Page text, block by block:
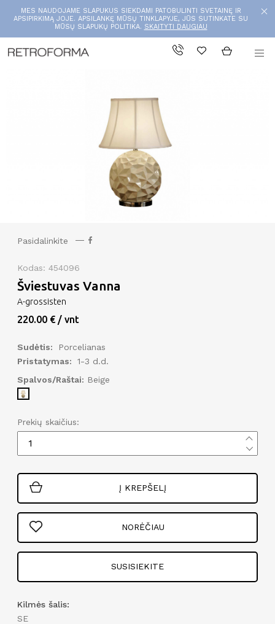
MES NAUDOJAME SLAPUKUS SIEKDAMI PATOBULINTI SVETAINĘ IR
APSIPIRKIMĄ JOJE. APSILANKĘ MŪSŲ TINKLAPYJE, JŪS SUTINKATE SU
MŪSŲ SLAPUKŲ POLITIKA. SKAITYTI DAUGIAU
Pasidalinkite
Kodas: 454096
Šviestuvas Vanna
A-grossisten
220.00 € / vnt
Sudėtis:
Porcelianas
Pristatymas:
1-3 d.d.
Spalvos/Raštai: Beige
Prekių skaičius:
Į KREPŠELĮ
NORĖČIAU
SUSISIEKITE
Kilmės šalis:
SE